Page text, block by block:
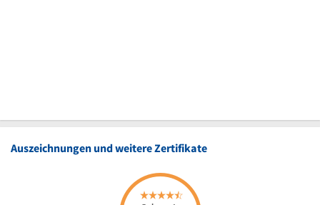
Auszeichnungen und weitere Zertifikate